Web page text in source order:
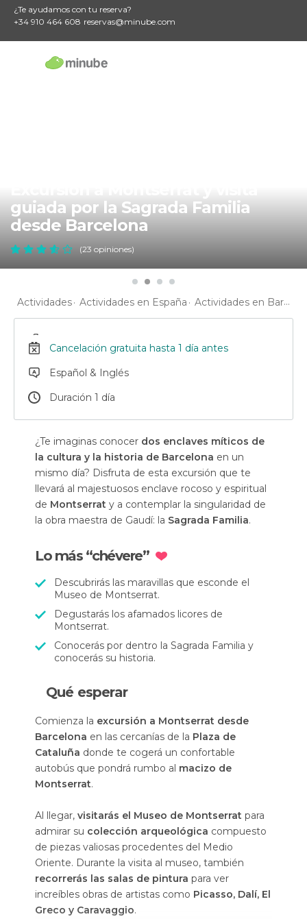
¿Te ayudamos con tu reserva?
+34 910 464 608 reservas@minube.com
guiada por la Sagrada Familia
desde Barcelona
(23 opiniones)
Actividades Actividades en España Actividades en Barcelona
Cancelación gratuita hasta 1 día antes
Español & Inglés
Duración 1 día
¿Te imaginas conocer dos enclaves míticos de
la cultura y la historia de Barcelona en un
mismo día? Disfruta de esta excursión que te
llevará al majestuosos enclave rocoso y espiritual
de Montserrat y a contemplar la singularidad de
la obra maestra de Gaudí: la Sagrada Familia.
Lo más “chévere”
Descubrirás las maravillas que esconde el
Museo de Montserrat.
Degustarás los afamados licores de
Montserrat.
Conocerás por dentro la Sagrada Familia y
conocerás su historia.
Qué esperar
Comienza la excursión a Montserrat desde
Barcelona en las cercanías de la Plaza de
Cataluña donde te cogerá un confortable
autobús que pondrá rumbo al macizo de
Montserrat.
Al llegar, visitarás el Museo de Montserrat para
admirar su colección arqueológica compuesto
de piezas valiosas procedentes del Medio
Oriente. Durante la visita al museo, también
recorrerás las salas de pintura para ver
increíbles obras de artistas como Picasso, Dalí, El
Greco y Caravaggio.